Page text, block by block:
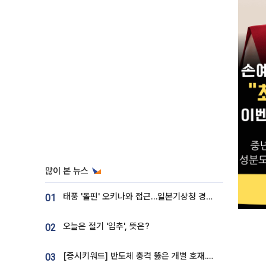
많이 본 뉴스
01 태풍 '돌핀' 오키나와 접근…일본기상청 경로 업데이트
02 오늘은 절기 '입추', 뜻은?
03 [증시키워드] 반도체 충격 뚫은 개별 호재...포스코퓨처엠·에코프로·한화솔루션 '눈길'